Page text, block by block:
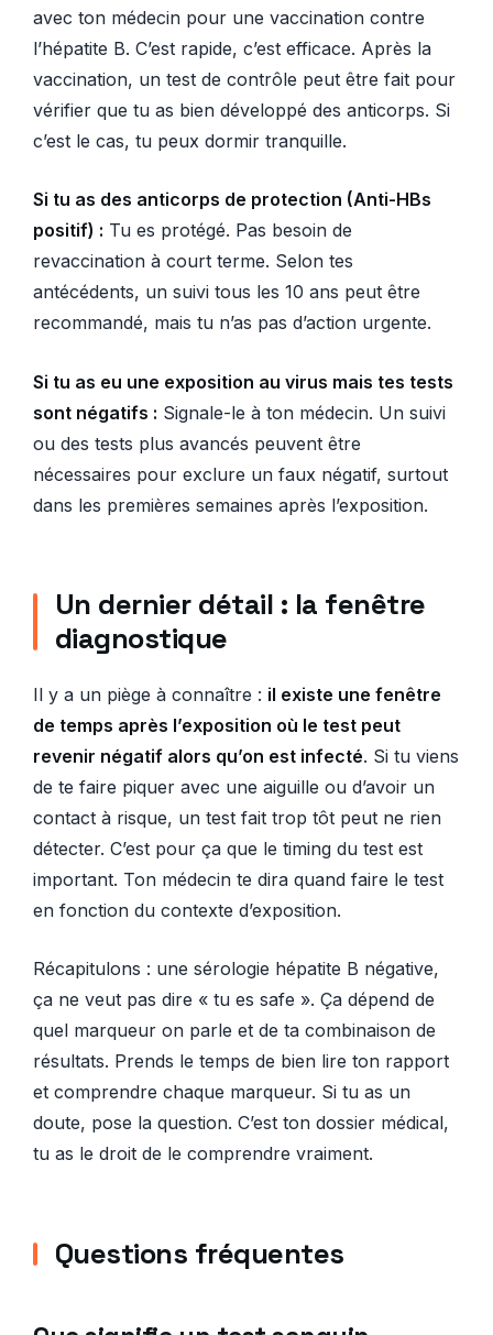
avec ton médecin pour une vaccination contre
l’hépatite B. C’est rapide, c’est efficace. Après la
vaccination, un test de contrôle peut être fait pour
vérifier que tu as bien développé des anticorps. Si
c’est le cas, tu peux dormir tranquille.
Si tu as des anticorps de protection (Anti-HBs
positif) : Tu es protégé. Pas besoin de
revaccination à court terme. Selon tes
antécédents, un suivi tous les 10 ans peut être
recommandé, mais tu n’as pas d’action urgente.
Si tu as eu une exposition au virus mais tes tests
sont négatifs : Signale-le à ton médecin. Un suivi
ou des tests plus avancés peuvent être
nécessaires pour exclure un faux négatif, surtout
dans les premières semaines après l’exposition.
Un dernier détail : la fenêtre
diagnostique
Il y a un piège à connaître : il existe une fenêtre
de temps après l’exposition où le test peut
revenir négatif alors qu’on est infecté. Si tu viens
de te faire piquer avec une aiguille ou d’avoir un
contact à risque, un test fait trop tôt peut ne rien
détecter. C’est pour ça que le timing du test est
important. Ton médecin te dira quand faire le test
en fonction du contexte d’exposition.
Récapitulons : une sérologie hépatite B négative,
ça ne veut pas dire « tu es safe ». Ça dépend de
quel marqueur on parle et de ta combinaison de
résultats. Prends le temps de bien lire ton rapport
et comprendre chaque marqueur. Si tu as un
doute, pose la question. C’est ton dossier médical,
tu as le droit de le comprendre vraiment.
Questions fréquentes